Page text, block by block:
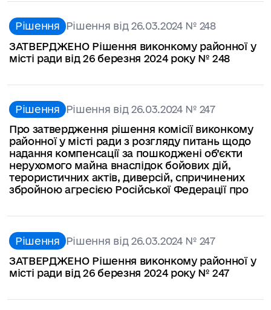
Рішення Рішення від 26.03.2024 № 248
ЗАТВЕРДЖЕНО Рішення виконкому районної у
місті ради від 26 березня 2024 року № 248
Рішення Рішення від 26.03.2024 № 247
Про затвердження рішення комісії виконкому
районної у місті ради з розгляду питань щодо
надання компенсації за пошкоджені об’єкти
нерухомого майна внаслідок бойових дій,
терористичних актів, диверсій, спричинених
збройною агресією Російської Федерації про
Рішення Рішення від 26.03.2024 № 247
ЗАТВЕРДЖЕНО Рішення виконкому районної у
місті ради від 26 березня 2024 року № 247